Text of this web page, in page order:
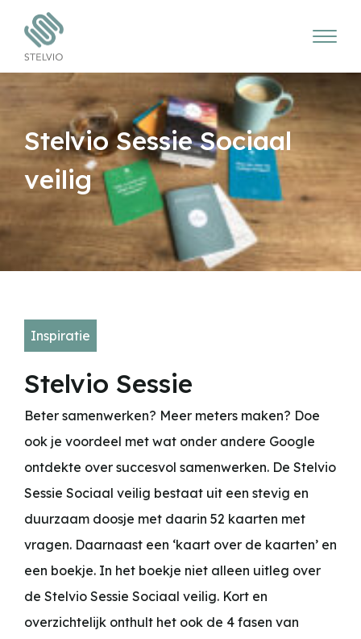
Stelvio Sessie Sociaal
veilig
Inspiratie
Stelvio Sessie
Beter samenwerken? Meer meters maken? Doe
ook je voordeel met wat onder andere Google
ontdekte over succesvol samenwerken. De Stelvio
Sessie Sociaal veilig bestaat uit een stevig en
duurzaam doosje met daarin 52 kaarten met
vragen. Daarnaast een ‘kaart over de kaarten’ en
een boekje. In het boekje niet alleen uitleg over
de Stelvio Sessie Sociaal veilig. Kort en
overzichtelijk onthult het ook de 4 fasen van